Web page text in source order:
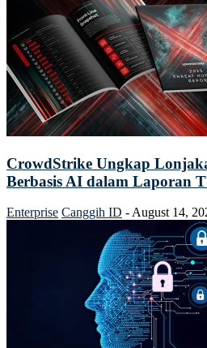
CrowdStrike Ungkap
Berbasis AI dalam Laporan
Enterprise Canggih ID - August 14,